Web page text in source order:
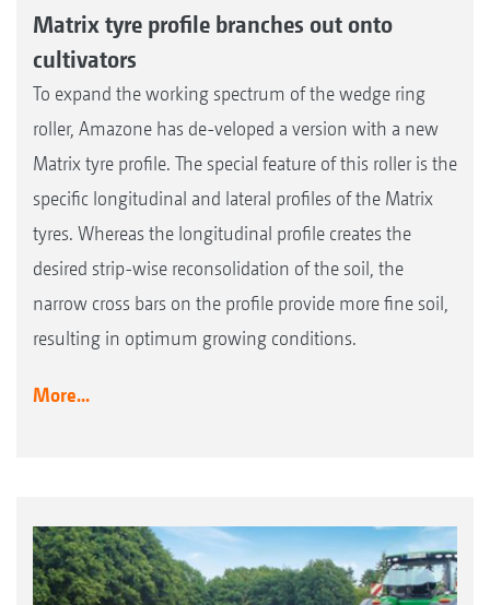
Matrix tyre profile branches out onto
cultivators
To expand the working spectrum of the wedge ring
roller, Amazone has de-veloped a version with a new
Matrix tyre profile. The special feature of this roller is the
specific longitudinal and lateral profiles of the Matrix
tyres. Whereas the longitudinal profile creates the
desired strip-wise reconsolidation of the soil, the
narrow cross bars on the profile provide more fine soil,
resulting in optimum growing conditions.
More...